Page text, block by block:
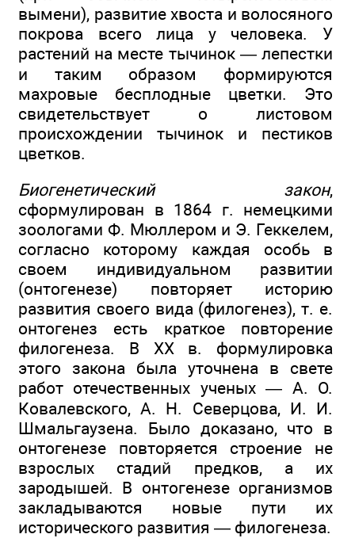
вымени), развитие хвоста и волосяного
покрова всего лица у человека. У
растений на месте тычинок — лепестки
и таким образом формируются
махровые бесплодные цветки. Это
свидетельствует о листовом
происхождении тычинок и пестиков
цветков.
Биогенетический закон,
сформулирован в 1864 г. немецкими
зоологами Ф. Мюллером и Э. Геккелем,
согласно которому каждая особь в
своем индивидуальном развитии
(онтогенезе) повторяет историю
развития своего вида (филогенез), т. е.
онтогенез есть краткое повторение
филогенеза. В XX в. формулировка
этого закона была уточнена в свете
работ отечественных ученых — А. О.
Ковалевского, А. Н. Северцова, И. И.
Шмальгаузена. Было доказано, что в
онтогенезе повторяется строение не
взрослых стадий предков, а их
зародышей. В онтогенезе организмов
закладываются новые пути их
исторического развития — филогенеза.